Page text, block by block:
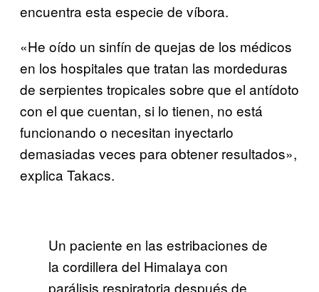
encuentra esta especie de víbora.
«He oído un sinfín de quejas de los médicos
en los hospitales que tratan las mordeduras
de serpientes tropicales sobre que el antídoto
con el que cuentan, si lo tienen, no está
funcionando o necesitan inyectarlo
demasiadas veces para obtener resultados»,
explica Takacs.
Un paciente en las estribaciones de
la cordillera del Himalaya con
parálisis respiratoria después de